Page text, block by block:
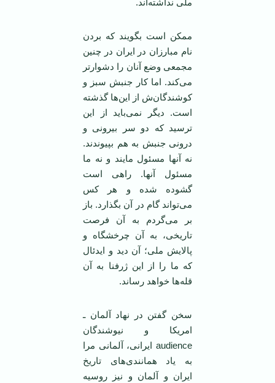
ملی نداشته‌اند.
ممکن است بگویند که بردن
نام مبارزان در ایران در چنین
مجمعی وضع آنان را دشوارتر
می‌کند. اما کار جنبش سبز و
کوشندگان‌ش از این‌ها گذشته
است. دیگر نمی‌باید از این
ترسید که دو سر بیرونی و
درونی جنبش به هم بپیوندند.
نه آنها مسئول مایند و نه ما
مسئول آنها. راهی است
گشوده شده و هر کس
می‌تواند گام در آن بگذارد. باز
بر می‌گردم به آن فرصت
تاریخی، به آن چرخشگاه و
پالایش ملی؛ آن دید و ایدئال
که ما را از این ژرفنا به آن
قله‌ها خواهد رساند.
سخن گفتن در نهاد آلمان ـ
امریکا و نیوشندگان
audience ایرانی، آلمانی مرا
به یاد همانندی‌های تاریخ
ایران و آلمان و نیز روسیه